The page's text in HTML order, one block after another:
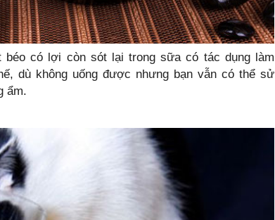
béo có lợi còn sót lại trong sữa có tác dụng làm
dù không uống được nhưng bạn vẫn có thể sử
ẩm.